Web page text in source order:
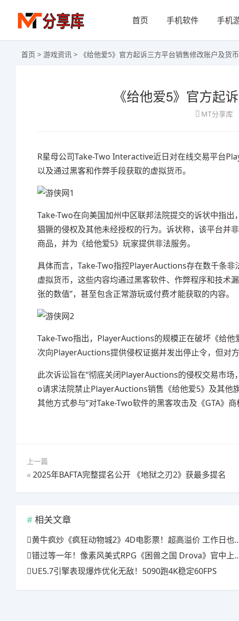
首页 手机软件 手机
首页 > 游戏资讯 > 《给他爱5》官方起诉三方平台销售修改账户及货币
《给他爱5》官方起
MT分享库
R星母公司Take-Two Interactive近日对在线交易平台
以及通过黑客和作弊手段获取的虚拟货币。
Take-Two在向美国加州中区联邦法院提交的诉状中指
猖獗的侵权及其他未经授权的行为。诉状称，该平台并
商品，并为《给他爱5》玩家提供非法服务。
具体而言，Take-Two指控PlayerAuctions存在数千条
虚拟货币，这些内容均通过黑客软件、作弊程序和技术
张的数值”，甚至包含正常游玩或付费才能获取的内容。
Take-Two指出，PlayerAuctions的规模正在破坏《给
次向PlayerAuctions提供侵权证据并发出停止令，但对方
此次诉讼旨在“彻底关闭PlayerAuctions的侵权交易市
o请求法院禁止PlayerAuctions销售《给他爱5》及其他
其他方式参与”对Take-Two软件的黑客攻击及《GTA》商
上一篇
«2025年BAFTA完整提名公开 《地狱之刃2》获最多提名
相关文章
黄牛疯炒《疯狂动物城2》4D电影票！超高溢价 工作日也满场
错过等一年！像素风美式RPG《困兽之国 Drova》官中上线特惠倒计时三天
UE5.7引擎表现爆炸优化无敌！5090跑4K稳定60FPS